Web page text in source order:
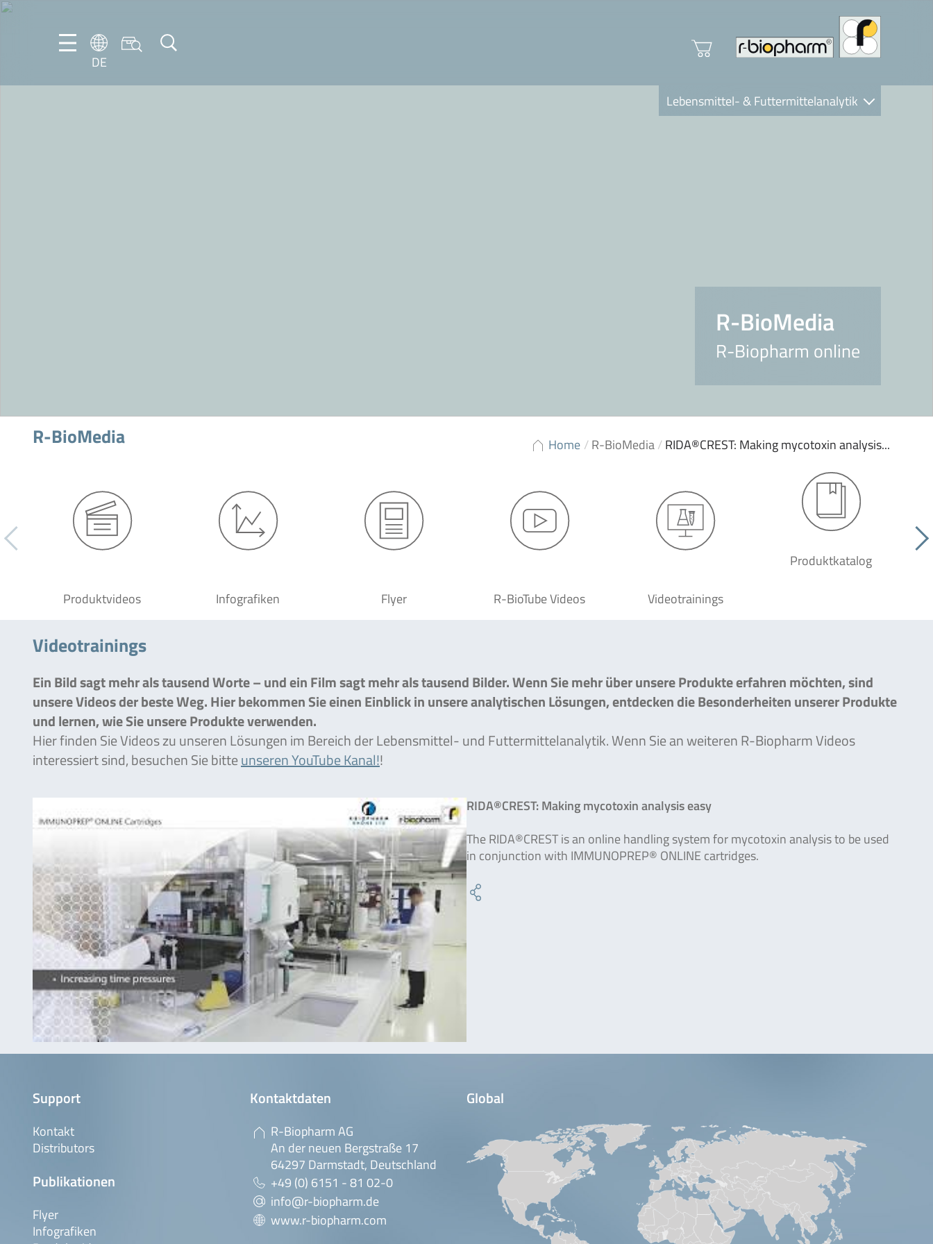
DE
DE
Lebensmittel- & Futtermittelanalytik
R-BioMedia
R-Biopharm online
Home /R-BioMedia/RIDA®CREST: Making mycotoxin analysis...
R-BioMedia
Produktvideos Infografiken Flyer R-BioTube Videos Videotrainings
Produktkatalog
Videotrainings
Ein Bild sagt mehr als tausend Worte – und ein Film sagt mehr als tausend Bilder. Wenn Sie mehr über unsere Produkte erfahren möchten, sind
unsere Videos der beste Weg. Hier bekommen Sie einen Einblick in unsere analytischen Lösungen, entdecken die Besonderheiten unserer Produkte
und lernen, wie Sie unsere Produkte verwenden.
Hier finden Sie Videos zu unseren Lösungen im Bereich der Lebensmittel- und Futtermittelanalytik. Wenn Sie an weiteren R-Biopharm Videos
interessiert sind, besuchen Sie bitteunseren YouTube Kanal!!
RIDA®CREST: Making mycotoxin analysis easy
The RIDA®CREST is an online handling system for mycotoxin analysis to be used
in conjunction with IMMUNOPREP® ONLINE cartridges.
Support
Kontakt
Distributors
Publikationen
Flyer
Infografiken
Kontaktdaten
R-Biopharm AG
An der neuen Bergstraße 17
64297 Darmstadt, Deutschland
+49 (0) 6151 - 81 02-0
info@r-biopharm.de
www.r-biopharm.com
Global